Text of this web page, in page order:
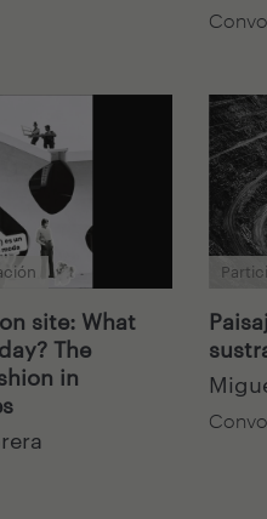
site: What
The
in